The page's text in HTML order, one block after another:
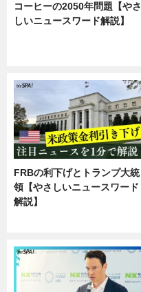
コーヒーの2050年問題【やさ
しいニュースワード解説】
FRBの利下げとトランプ大統
領【やさしいニュースワード
解説】